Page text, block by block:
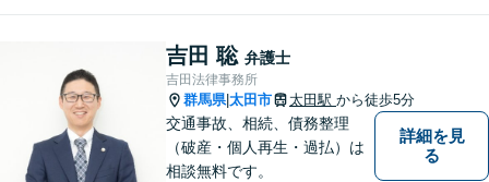
能】
吉田 聡 弁護士
吉田法律事務所
群馬県|太田市 太田駅 から徒歩5分
交通事故、相続、債務整理
（破産・個人再生・過払）は
相談無料です。
詳細を見
る